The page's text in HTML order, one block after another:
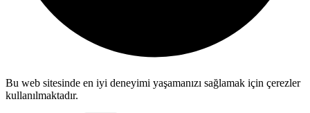
Bu web sitesinde en iyi deneyimi yaşamanızı sağlamak için çerezler
kullanılmaktadır.